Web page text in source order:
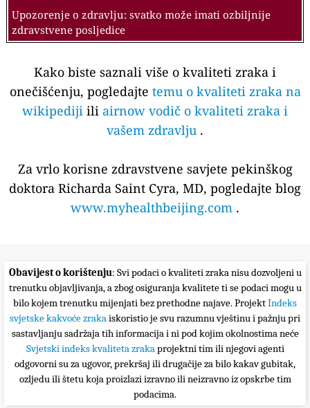
Upozorenje o zdravlju: svatko može imati ozbiljnije
zdravstvene posljedice
Kako biste saznali više o kvaliteti zraka i
onečišćenju, pogledajte temu o kvaliteti zraka na
wikipediji ili airnow vodič o kvaliteti zraka i
vašem zdravlju .
Za vrlo korisne zdravstvene savjete pekinškog
doktora Richarda Saint Cyra, MD, pogledajte blog
www.myhealthbeijing.com .
Obavijest o korištenju: Svi podaci o kvaliteti zraka nisu dozvoljeni u
trenutku objavljivanja, a zbog osiguranja kvalitete ti se podaci mogu u
bilo kojem trenutku mijenjati bez prethodne najave. ProjektIndeks
svjetske kakvoće zrakaiskoristio je svu razumnu vještinu i pažnju pri
sastavljanju sadržaja tih informacija i ni pod kojim okolnostima neće
Svjetski indeks kvaliteta zrakaprojektni tim ili njegovi agenti
odgovorni su za ugovor, prekršaj ili drugačije za bilo kakav gubitak,
ozljedu ili štetu koja proizlazi izravno ili neizravno iz opskrbe tim
podacima.